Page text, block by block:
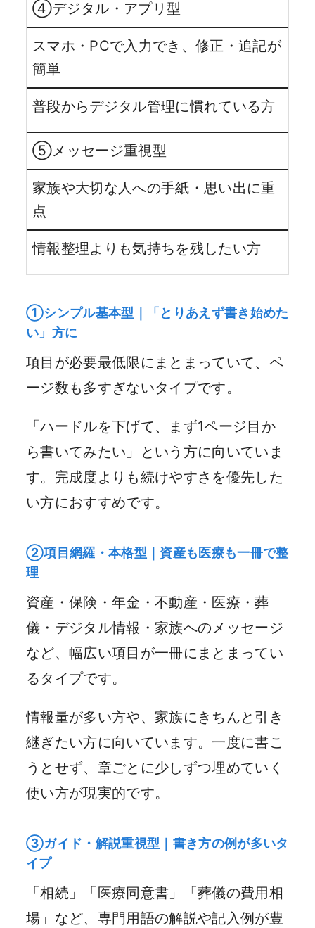
④デジタル・アプリ型
スマホ・PCで入力でき、修正・追記が
簡単
普段からデジタル管理に慣れている方
⑤メッセージ重視型
家族や大切な人への手紙・思い出に重
点
情報整理よりも気持ちを残したい方
①シンプル基本型｜「とりあえず書き始めた
い」方に
項目が必要最低限にまとまっていて、ペ
ージ数も多すぎないタイプです。
「ハードルを下げて、まず1ページ目か
ら書いてみたい」という方に向いていま
す。完成度よりも続けやすさを優先した
い方におすすめです。
②項目網羅・本格型｜資産も医療も一冊で整
理
資産・保険・年金・不動産・医療・葬
儀・デジタル情報・家族へのメッセージ
など、幅広い項目が一冊にまとまってい
るタイプです。
情報量が多い方や、家族にきちんと引き
継ぎたい方に向いています。一度に書こ
うとせず、章ごとに少しずつ埋めていく
使い方が現実的です。
③ガイド・解説重視型｜書き方の例が多いタ
イプ
「相続」「医療同意書」「葬儀の費用相
場」など、専門用語の解説や記入例が豊